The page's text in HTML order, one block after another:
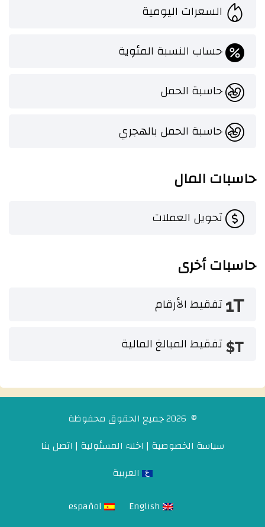
السعرات اليومية
حساب النسبة المئوية
حاسبة الحمل
حاسبة الحمل بالهجري
حاسبات المال
تحويل العملات
حاسبات أخرى
تفقيط الأرقام
تفقيط المبالغ المالية
© 2026 جميع الحقوق محفوظة
سياسة الخصوصية | اخلاء المسئولية | اتصل بنا
العربية